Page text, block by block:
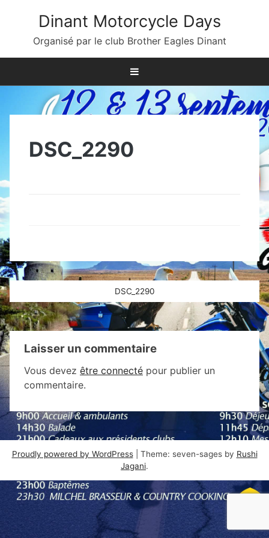
Dinant Motorcycle Days
Organisé par le club Brother Eagles Dinant
DSC_2290
Navigation
de
l’article
DSC_2290
Laisser un commentaire
Vous devez être connecté pour publier un
commentaire.
Proudly powered by WordPress Theme: seven-sages by Rushi
Jagani.